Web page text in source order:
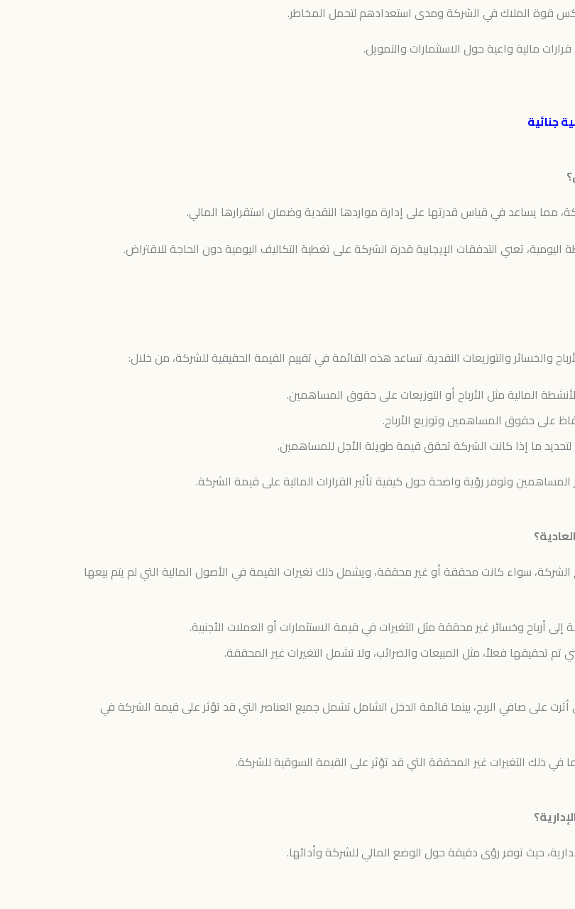
قوة الملاك في الشركة ومدى استعدادهم لتحمل المخاطر.
مالية واعية حول الاستثمارات والتمويل.
جنائية
مما يساعد في قياس قدرتها على إدارة مواردها النقدية وضمان استقرارها المالي.
اليومية، تعني التدفقات الإيجابية قدرة الشركة على تغطية التكاليف اليومية دون الحاجة للاقتراض.
والخسائر والتوزيعات النقدية. تساعد هذه القائمة في تقييم القيمة الحقيقية للشركة، من خلال:
المالية مثل الأرباح أو التوزيعات على حقوق المساهمين.
على حقوق المساهمين وتوزيع الأرباح.
لتحديد ما إذا كانت الشركة تحقق قيمة طويلة الأجل للمساهمين.
وتوفر رؤية واضحة حول كيفية تأثير القرارات المالية على قيمة الشركة.
الشركة، سواء كانت محققة أو غير محققة، ويشمل ذلك تغيرات القيمة في الأصول المالية التي لم يتم بيعها
أرباح وخسائر غير محققة مثل التغيرات في قيمة الاستثمارات أو العملات الأجنبية.
تم تحقيقها فعلاً، مثل المبيعات والضرائب، ولا تشمل التغيرات غير المحققة.
أثرت على صافي الربح، بينما قائمة الدخل الشامل تشمل جميع العناصر التي قد تؤثر على قيمة الشركة في
ذلك التغيرات غير المحققة التي قد تؤثر على القيمة السوقية للشركة.
حيث توفر رؤى دقيقة حول الوضع المالي للشركة وأدائها.